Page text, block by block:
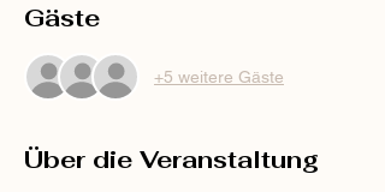
Gäste
+5 weitere Gäste
Über die Veranstaltung